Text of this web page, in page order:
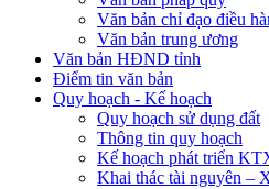
Văn bản chỉ đạo điều
Văn bản trung ương
Văn bản HĐND tỉnh
Điểm tin văn bản
Quy hoạch - Kế hoạch
Quy hoạch sử dụng đất
Thông tin quy hoạch
Kế hoạch phát triển
Khai thác tài nguyên –